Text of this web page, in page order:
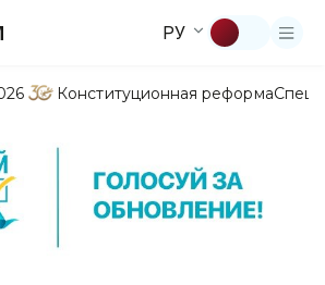
РУ
Конституционная реформа